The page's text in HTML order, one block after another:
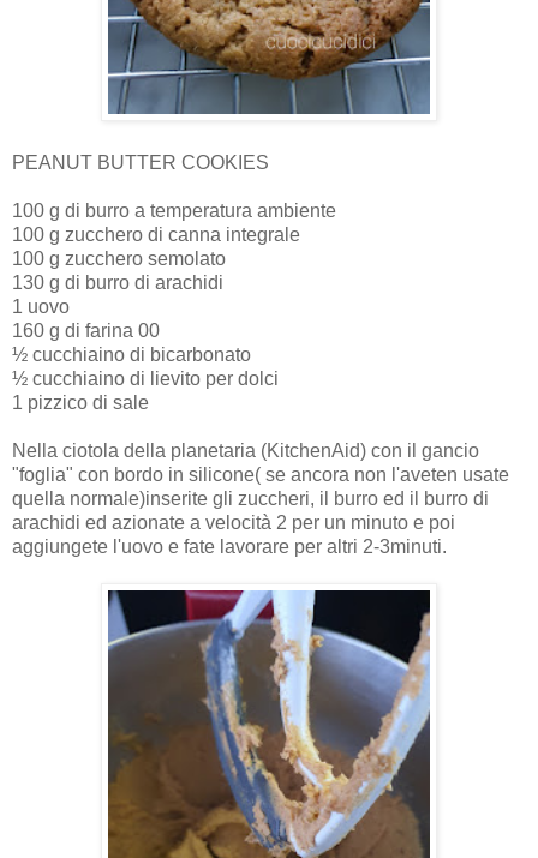
PEANUT BUTTER COOKIES
100 g di burro a temperatura ambiente
100 g zucchero di canna integrale
100 g zucchero semolato
130 g di burro di arachidi
1 uovo
160 g di farina 00
½ cucchiaino di bicarbonato
½ cucchiaino di lievito per dolci
1 pizzico di sale
Nella ciotola della planetaria (KitchenAid) con il gancio
"foglia" con bordo in silicone( se ancora non l'aveten usate
quella normale)inserite gli zuccheri, il burro ed il burro di
arachidi ed azionate a velocità 2 per un minuto e poi
aggiungete l'uovo e fate lavorare per altri 2-3minuti.